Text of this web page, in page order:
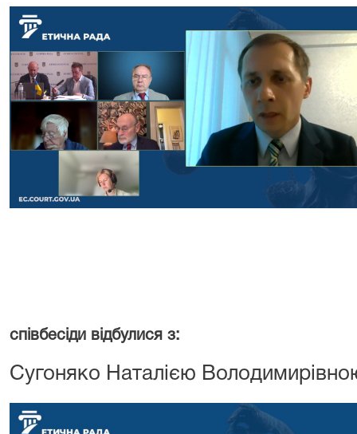
співбесіди відбулися з:
Сугоняко Наталією